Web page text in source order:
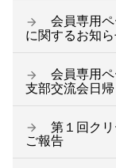
会員専用
に関するお知ら
会員専用
支部交流会日
第１回ク
ご報告